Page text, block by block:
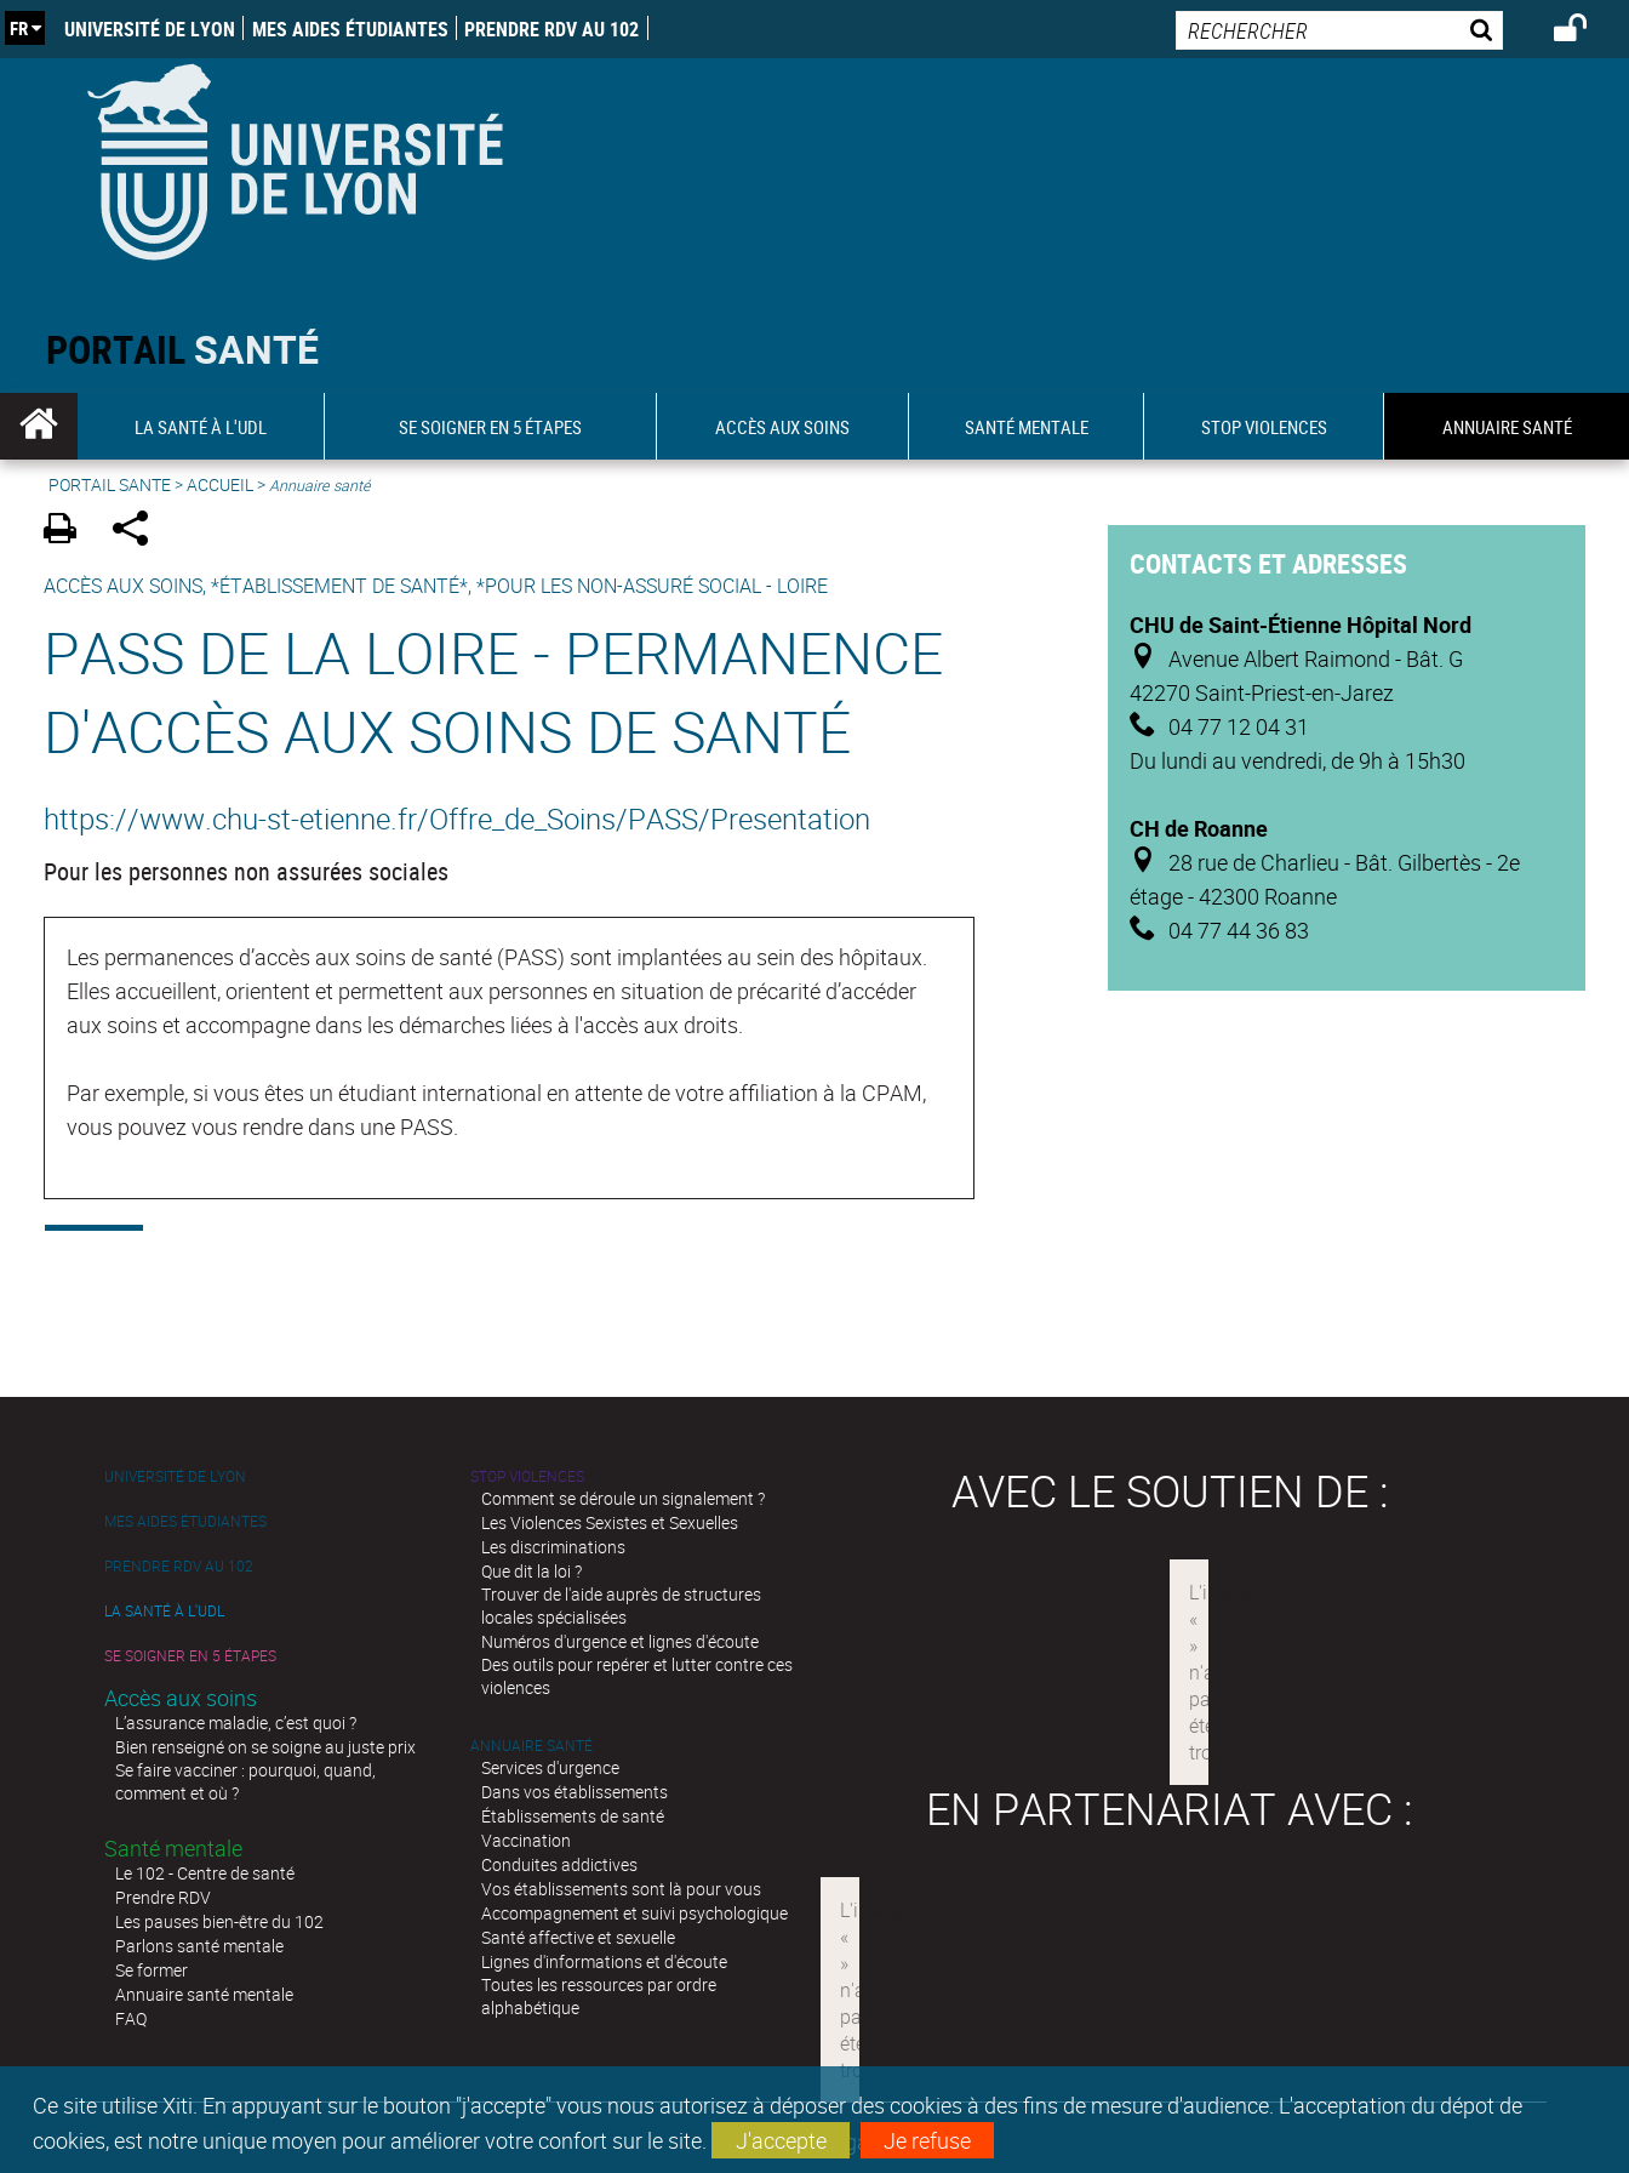
Ce site utilise Xiti. En appuyant sur le bouton "j'accepte" vous nous autorisez à déposer des cookies à des fins de mesure d'audience. L'acceptation du dépot de
cookies, est notre unique moyen pour améliorer votre confort sur le site.
J'accepte Je refuse
PORTAILSANTÉ
UNIVERSITÉ DE LYON MES AIDES ÉTUDIANTES PRENDRE RDV AU 102
FR
LA SANTÉ À L'UDL SE SOIGNER EN 5 ÉTAPES ACCÈS AUX SOINS SANTÉ MENTALE STOP VIOLENCES ANNUAIRE SANTÉ
PORTAIL SANTE>ACCUEIL>Annuaire santé
ACCÈS AUX SOINS, *ÉTABLISSEMENT DE SANTÉ*, *POUR LES NON-ASSURÉ SOCIAL - LOIRE
PASS DE LA LOIRE - PERMANENCE
D'ACCÈS AUX SOINS DE SANTÉ
https://www.chu-st-etienne.fr/Offre_de_Soins/PASS/Presentation
Pour les personnes non assurées sociales
Les permanences d’accès aux soins de santé (PASS) sont implantées au sein des hôpitaux.
Elles accueillent, orientent et permettent aux personnes en situation de précarité d’accéder
aux soins et accompagne dans les démarches liées à l'accès aux droits.
Par exemple, si vous êtes un étudiant international en attente de votre affiliation à la CPAM,
vous pouvez vous rendre dans une PASS.
CONTACTS ET ADRESSES
CHU de Saint-Étienne Hôpital Nord
Avenue Albert Raimond - Bât. G
42270 Saint-Priest-en-Jarez
04 77 12 04 31
Du lundi au vendredi, de 9h à 15h30
CH de Roanne
28 rue de Charlieu - Bât. Gilbertès - 2e
étage - 42300 Roanne
04 77 44 36 83
UNIVERSITÉ DE LYON
MES AIDES ÉTUDIANTES
PRENDRE RDV AU 102
LA SANTÉ À L'UDL
SE SOIGNER EN 5 ÉTAPES
Accès aux soins
L’assurance maladie, c’est quoi ?
Bien renseigné on se soigne au juste prix
Se faire vacciner : pourquoi, quand,
comment et où ?
Santé mentale
Le 102 - Centre de santé
Prendre RDV
Les pauses bien-être du 102
Parlons santé mentale
Se former
Annuaire santé mentale
FAQ
STOP VIOLENCES
Comment se déroule un signalement ?
Les Violences Sexistes et Sexuelles
Les discriminations
Que dit la loi ?
Trouver de l'aide auprès de structures
locales spécialisées
Numéros d'urgence et lignes d'écoute
Des outils pour repérer et lutter contre ces
violences
ANNUAIRE SANTÉ
Services d'urgence
Dans vos établissements
Établissements de santé
Vaccination
Conduites addictives
Vos établissements sont là pour vous
Accompagnement et suivi psychologique
Santé affective et sexuelle
Lignes d'informations et d'écoute
Toutes les ressources par ordre
alphabétique
AVEC LE SOUTIEN DE :
EN PARTENARIAT AVEC :
Mentions légales